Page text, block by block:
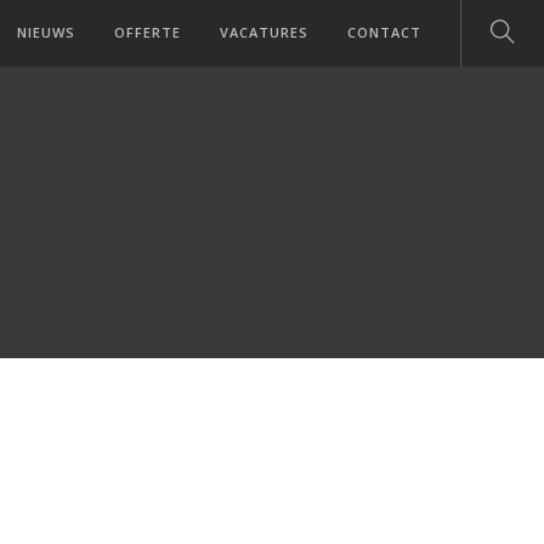
NIEUWS OFFERTE VACATURES CONTACT